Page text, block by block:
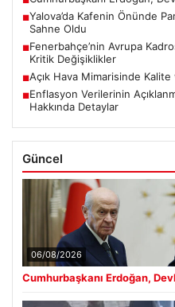
■Yalova’da Kafenin Önünde
Sahne Oldu
■Fenerbahçe’nin Avrupa
Kritik Değişiklikler
■Açık Hava Mimarisinde Kalite
■Enflasyon Verilerinin
Hakkında Detaylar
Güncel
06/08/2026
Cumhurbaşkanı Erdoğan,